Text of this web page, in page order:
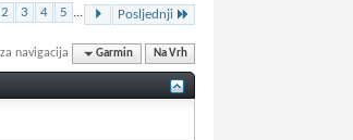
2 3 4 5 ... Posljednji
navigacija Garmin Na Vrh